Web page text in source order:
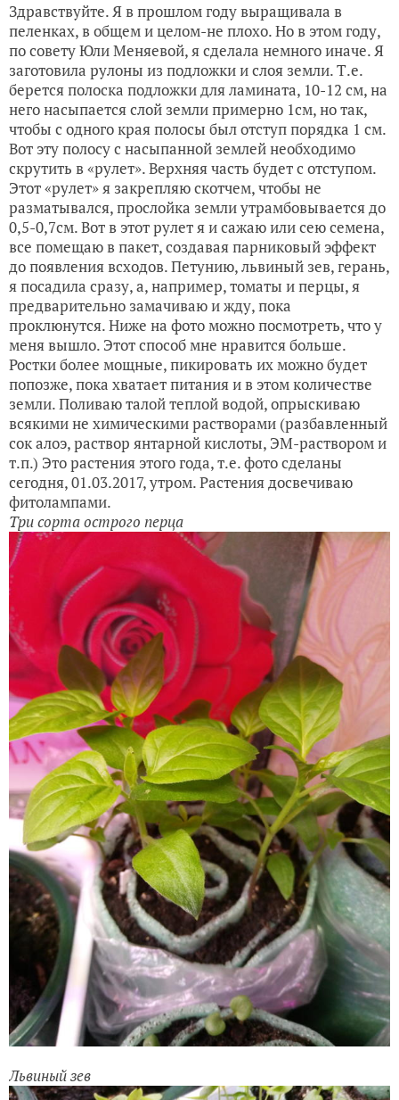
Здравствуйте. Я в прошлом году выращивала в
пеленках, в общем и целом-не плохо. Но в этом году,
по совету Юли Меняевой, я сделала немного иначе. Я
заготовила рулоны из подложки и слоя земли. Т.е.
берется полоска подложки для ламината, 10-12 см, на
него насыпается слой земли примерно 1см, но так,
чтобы с одного края полосы был отступ порядка 1 см.
Вот эту полосу с насыпанной землей необходимо
скрутить в «рулет». Верхняя часть будет с отступом.
Этот «рулет» я закрепляю скотчем, чтобы не
разматывался, прослойка земли утрамбовывается до
0,5-0,7см. Вот в этот рулет я и сажаю или сею семена,
все помещаю в пакет, создавая парниковый эффект
до появления всходов. Петунию, львиный зев, герань,
я посадила сразу, а, например, томаты и перцы, я
предварительно замачиваю и жду, пока
проклюнутся. Ниже на фото можно посмотреть, что у
меня вышло. Этот способ мне нравится больше.
Ростки более мощные, пикировать их можно будет
попозже, пока хватает питания и в этом количестве
земли. Поливаю талой теплой водой, опрыскиваю
всякими не химическими растворами (разбавленный
сок алоэ, раствор янтарной кислоты, ЭМ-раствором и
т.п.) Это растения этого года, т.е. фото сделаны
сегодня, 01.03.2017, утром. Растения досвечиваю
фитолампами.
Три сорта острого перца
Львиный зев